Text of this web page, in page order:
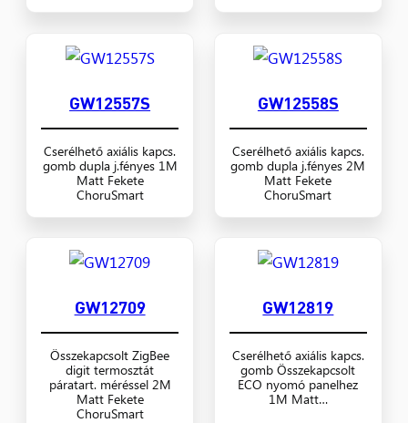
GW12557S
Cserélhető axiális kapcs.
gomb dupla j.fényes 1M
Matt Fekete
ChoruSmart
GW12558S
Cserélhető axiális kapcs.
gomb dupla j.fényes 2M
Matt Fekete
ChoruSmart
GW12709
Összekapcsolt ZigBee
digit termosztát
páratart. méréssel 2M
Matt Fekete
ChoruSmart
GW12819
Cserélhető axiális kapcs.
gomb Összekapcsolt
ECO nyomó panelhez
1M Matt…